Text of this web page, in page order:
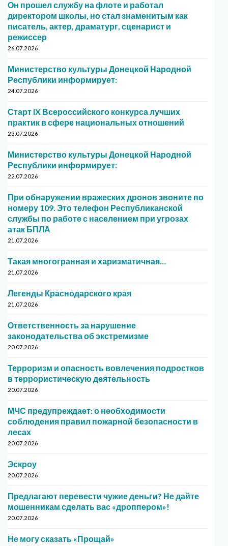
Он прошел службу на флоте и работал
директором школы, но стал знаменитым как
писатель, актер, драматург, сценарист и
режиссер
26.07.2026
Министерство культуры Донецкой Народной
Республики информирует:
24.07.2026
Старт IX Всероссийского конкурса лучших
практик в сфере национальных отношений
23.07.2026
Министерство культуры Донецкой Народной
Республики информирует:
22.07.2026
При обнаружении вражеских дронов звоните по
номеру 109. Это телефон Республиканской
службы по работе с населением при угрозах
атак БПЛА
21.07.2026
Такая многогранная и харизматичная…
21.07.2026
Легенды Краснодарского края
21.07.2026
Ответственность за нарушение
законодательства об экстремизме
20.07.2026
Терроризм и опасность вовлечения подростков
в террористическую деятельность
20.07.2026
МЧС предупреждает: о необходимости
соблюдения правил пожарной безопасности в
лесах
20.07.2026
Эскроу
20.07.2026
Предлагают перевести чужие деньги? Не дайте
мошенникам сделать вас «дроппером»!
20.07.2026
Не могу сказать «Прощай»